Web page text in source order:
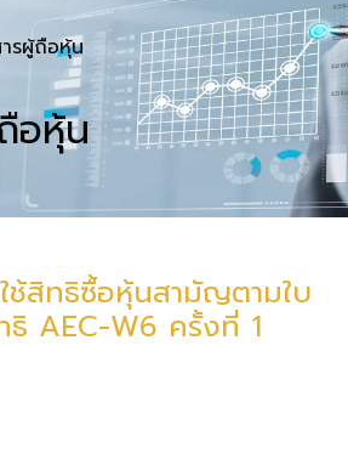
รผู้ถือหุ้น
อหุ้น
ช้สิทธิซื้อหุ้นสามัญตามใบ
AEC-W6 ครั้งที่ 1